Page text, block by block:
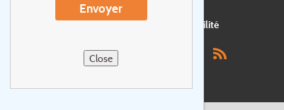
Envoyer
Close
Postes vacants privacy Assurance Durabilité